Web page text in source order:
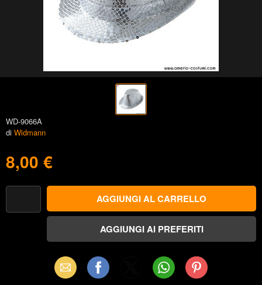
WD-9066A
di Widmann
8,00 €
Email Facebook WhatsAppPinterest